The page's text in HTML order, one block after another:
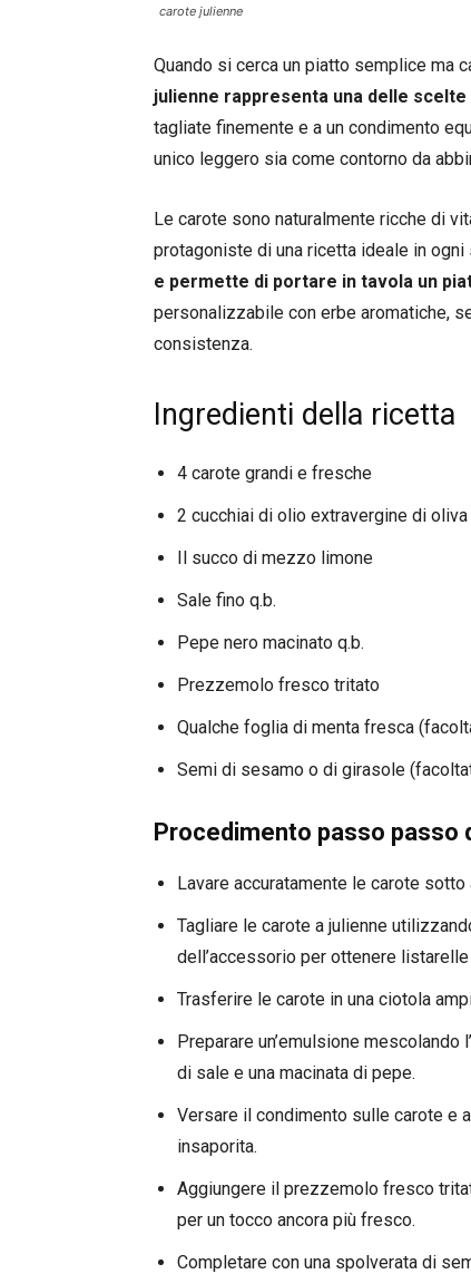
carote julienne
Quando si cerca un piatto semplice ma
julienne rappresenta una delle
tagliate finemente e a un condimento
unico leggero sia come contorno da
Le carote sono naturalmente ricche di
protagoniste di una ricetta ideale in ogni
e permette di portare in tavola un
personalizzabile con erbe aromatiche,
consistenza.
Ingredienti della ricetta
4 carote grandi e fresche
2 cucchiai di olio extravergine di oliva
Il succo di mezzo limone
Sale fino q.b.
Pepe nero macinato q.b.
Prezzemolo fresco tritato
Qualche foglia di menta fresca
Semi di sesamo o di girasole
Procedimento passo passo
Lavare accuratamente le carote
Tagliare le carote a julienne
dell’accessorio per ottenere
Trasferire le carote in una ciotola
Preparare un’emulsione
di sale e una macinata di pepe.
Versare il condimento sulle carote e
insaporita.
Aggiungere il prezzemolo fresco
per un tocco ancora più fresco.
Completare con una spolverata di